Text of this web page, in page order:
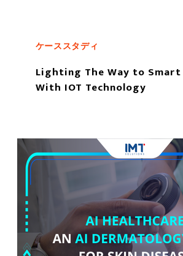
ケーススタディ
Lighting The Way to
With IOT Technology